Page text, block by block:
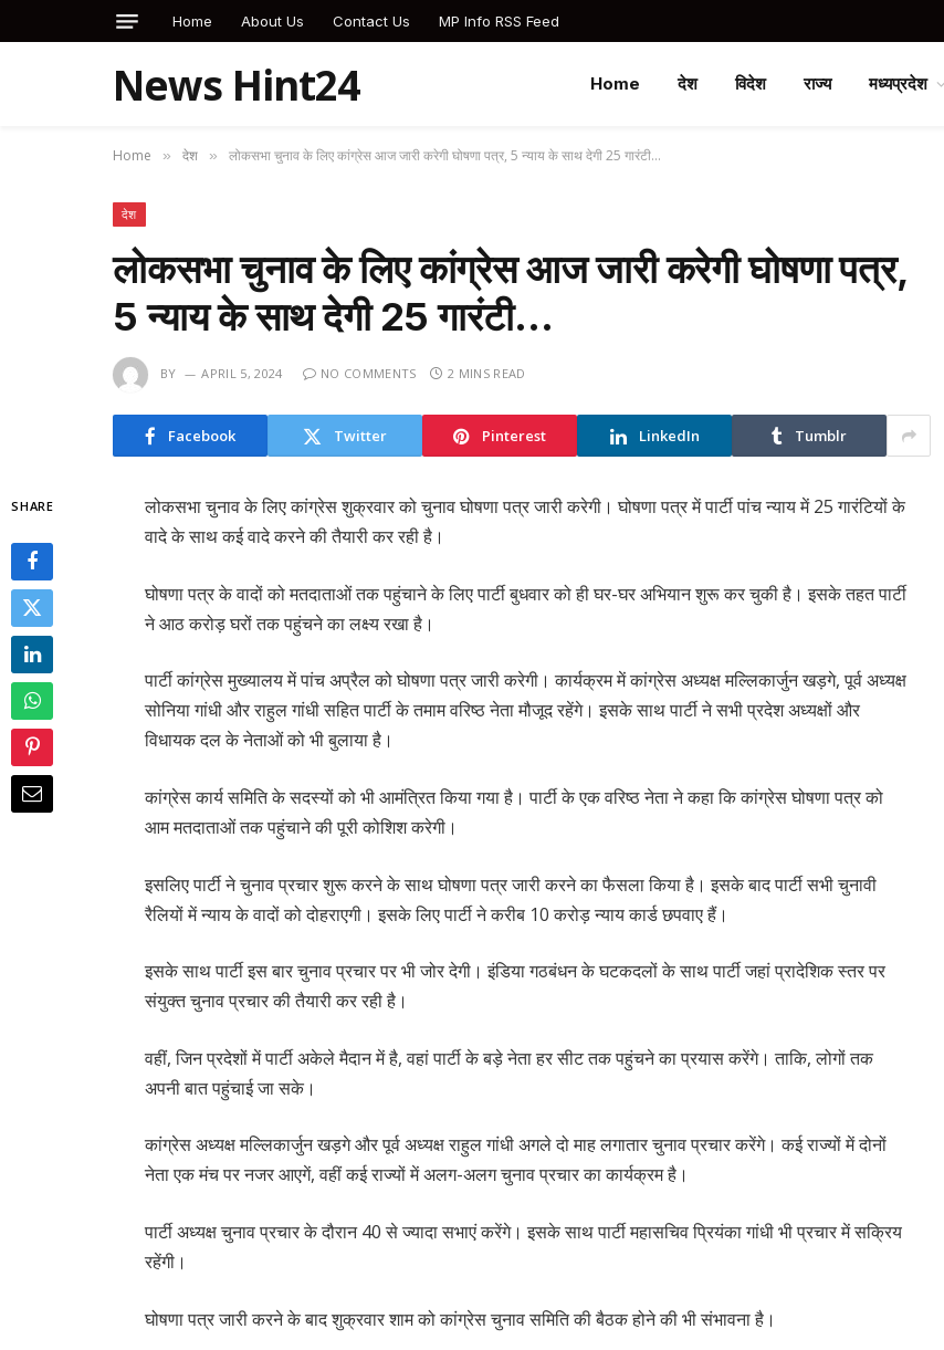
Home About Us Contact Us MP Info RSS Feed
News Hint24 Home देश विदेश राज्य मध्यप्रदेश
Home » देश » लोकसभा चुनाव के लिए कांग्रेस आज जारी करेगी घोषणा पत्र, 5 न्याय के साथ देगी 25 गारंटी…
देश
लोकसभा चुनाव के लिए कांग्रेस आज जारी करेगी घोषणा पत्र,
5 न्याय के साथ देगी 25 गारंटी…
BY APRIL 5, 2024 NO COMMENTS 2 MINS READ
Facebook Twitter Pinterest LinkedIn Tumblr
SHARE
लोकसभा चुनाव के लिए कांग्रेस शुक्रवार को चुनाव घोषणा पत्र जारी करेगी। घोषणा पत्र में पार्टी पांच न्याय में 25 गारंटियों के
वादे के साथ कई वादे करने की तैयारी कर रही है।
घोषणा पत्र के वादों को मतदाताओं तक पहुंचाने के लिए पार्टी बुधवार को ही घर-घर अभियान शुरू कर चुकी है। इसके तहत पार्टी
ने आठ करोड़ घरों तक पहुंचने का लक्ष्य रखा है।
पार्टी कांग्रेस मुख्यालय में पांच अप्रैल को घोषणा पत्र जारी करेगी। कार्यक्रम में कांग्रेस अध्यक्ष मल्लिकार्जुन खड़गे, पूर्व अध्यक्ष
सोनिया गांधी और राहुल गांधी सहित पार्टी के तमाम वरिष्ठ नेता मौजूद रहेंगे। इसके साथ पार्टी ने सभी प्रदेश अध्यक्षों और
विधायक दल के नेताओं को भी बुलाया है।
कांग्रेस कार्य समिति के सदस्यों को भी आमंत्रित किया गया है। पार्टी के एक वरिष्ठ नेता ने कहा कि कांग्रेस घोषणा पत्र को
आम मतदाताओं तक पहुंचाने की पूरी कोशिश करेगी।
इसलिए पार्टी ने चुनाव प्रचार शुरू करने के साथ घोषणा पत्र जारी करने का फैसला किया है। इसके बाद पार्टी सभी चुनावी
रैलियों में न्याय के वादों को दोहराएगी। इसके लिए पार्टी ने करीब 10 करोड़ न्याय कार्ड छपवाए हैं।
इसके साथ पार्टी इस बार चुनाव प्रचार पर भी जोर देगी। इंडिया गठबंधन के घटकदलों के साथ पार्टी जहां प्रादेशिक स्तर पर
संयुक्त चुनाव प्रचार की तैयारी कर रही है।
वहीं, जिन प्रदेशों में पार्टी अकेले मैदान में है, वहां पार्टी के बड़े नेता हर सीट तक पहुंचने का प्रयास करेंगे। ताकि, लोगों तक
अपनी बात पहुंचाई जा सके।
कांग्रेस अध्यक्ष मल्लिकार्जुन खड़गे और पूर्व अध्यक्ष राहुल गांधी अगले दो माह लगातार चुनाव प्रचार करेंगे। कई राज्यों में दोनों
नेता एक मंच पर नजर आएगें, वहीं कई राज्यों में अलग-अलग चुनाव प्रचार का कार्यक्रम है।
पार्टी अध्यक्ष चुनाव प्रचार के दौरान 40 से ज्यादा सभाएं करेंगे। इसके साथ पार्टी महासचिव प्रियंका गांधी भी प्रचार में सक्रिय
रहेंगी।
घोषणा पत्र जारी करने के बाद शुक्रवार शाम को कांग्रेस चुनाव समिति की बैठक होने की भी संभावना है।